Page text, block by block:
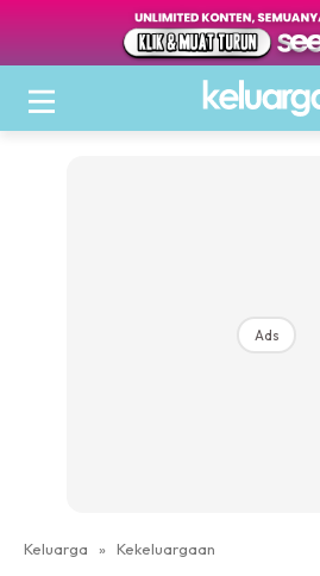
Ads
Keluarga » Kekeluargaan